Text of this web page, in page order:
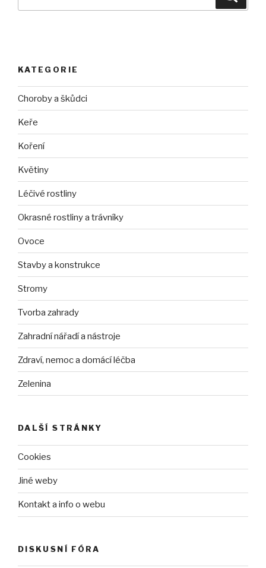
KATEGORIE
Choroby a škůdci
Keře
Koření
Květiny
Léčivé rostliny
Okrasné rostliny a trávníky
Ovoce
Stavby a konstrukce
Stromy
Tvorba zahrady
Zahradní nářadí a nástroje
Zdraví, nemoc a domácí léčba
Zelenina
DALŠÍ STRÁNKY
Cookies
Jiné weby
Kontakt a info o webu
DISKUSNÍ FÓRA